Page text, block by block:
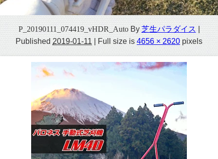
P_20190111_074419_vHDR_Auto By 芝生パラダイス
Published 2019-01-11 Full size is 4656 × 2620 pixels